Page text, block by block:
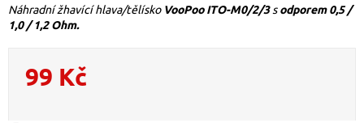
99 Kč
Náhradní žhavící hlava/tělísko VooPoo ITO-M0/2/3sodporem 0,5 /
1,0 / 1,2 Ohm.